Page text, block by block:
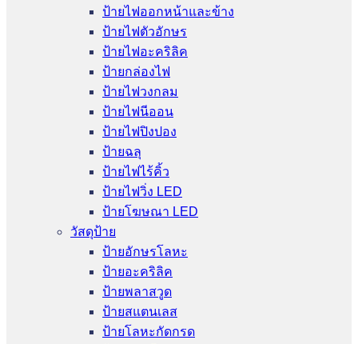
ป้ายไฟออกหน้าและข้าง
ป้ายไฟตัวอักษร
ป้ายไฟอะคริลิค
ป้ายกล่องไฟ
ป้ายไฟวงกลม
ป้ายไฟนีออน
ป้ายไฟปิงปอง
ป้ายฉลุ
ป้ายไฟไร้คิ้ว
ป้ายไฟวิ่ง LED
ป้ายโฆษณา LED
วัสดุป้าย
ป้ายอักษรโลหะ
ป้ายอะคริลิค
ป้ายพลาสวูด
ป้ายสแตนเลส
ป้ายโลหะกัดกรด